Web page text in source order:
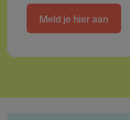
Meld je hier aan